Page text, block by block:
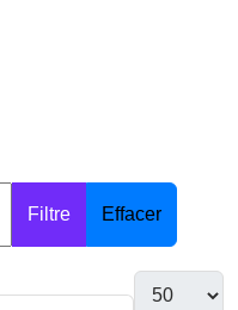
Filtre Effacer